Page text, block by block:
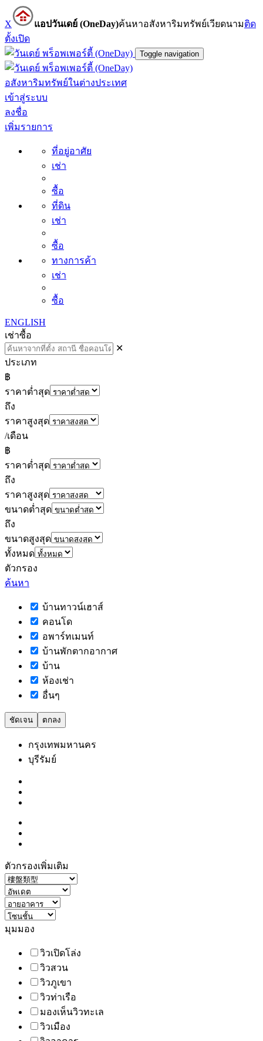
X แอปวันเดย์ (OneDay)ค้นหาอสังหาริมทรัพย์เวียดนามติด
ตั้งเปิด
Toggle navigation
อสังหาริมทรัพย์ในต่างประเทศ
เข้าสู่ระบบ
ลงชื่อ
เพิ่มรายการ
ที่อยู่อาศัย
เช่า
ซื้อ
ที่ดิน
เช่า
ซื้อ
ทางการค้า
เช่า
ซื้อ
ENGLISH
เช่าซื้อ
✕
ประเภท
฿
ราคาต่ำสุด
ถึง
ราคาสูงสุด
/เดือน
฿
ราคาต่ำสุด
ถึง
ราคาสูงสุด
ขนาดต่ำสุด
ถึง
ขนาดสูงสุด
ทั้งหมด
ตัวกรอง
ค้นหา
บ้านทาวน์เฮาส์
คอนโด
อพาร์ทเมนท์
บ้านพักตากอากาศ
บ้าน
ห้องเช่า
อื่นๆ
ชัดเจน ตกลง
กรุงเทพมหานคร
บุรีรัมย์
ตัวกรองเพิ่มเติม
มุมมอง
วิวเปิดโล่ง
วิวสวน
วิวภูเขา
วิวท่าเรือ
มองเห็นวิวทะเล
วิวเมือง